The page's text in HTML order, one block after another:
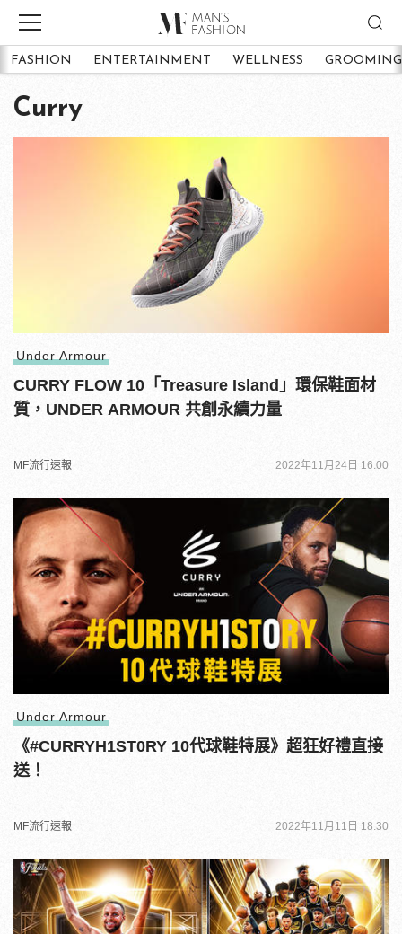
FASHION ENTERTAINMENT WELLNESS GROOMING
Curry
Under Armour
CURRY FLOW 10「Treasure Island」環保鞋面材
質，UNDER ARMOUR 共創永續力量
MF流行速報 2022年11月24日 16:00
Under Armour
《#CURRYH1ST0RY 10代球鞋特展》超狂好禮直接
送！
MF流行速報 2022年11月11日 18:30